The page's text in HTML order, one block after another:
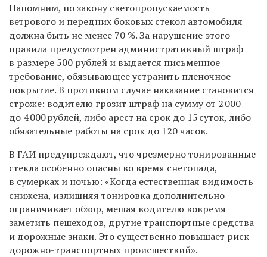
Напомним, по закону светопропускаемость
ветрового и передних боковых стекол автомобиля
должна быть не менее 70 %. За нарушение этого
правила предусмотрен административный штраф
в размере 500 рублей и выдается письменное
требование, обязывающее устранить пленочное
покрытие. В противном случае наказание становится
строже: водителю грозит штраф на сумму от 2 000
до 4 000 рублей, либо арест на срок до 15 суток, либо
обязательные работы на срок до 120 часов.
В ГАИ предупреждают, что чрезмерно тонированные
стекла особенно опасны во время снегопада,
в сумерках и ночью: «Когда естественная видимость
снижена, излишняя тонировка дополнительно
ограничивает обзор, мешая водителю вовремя
заметить пешеходов, другие транспортные средства
и дорожные знаки. Это существенно повышает риск
дорожно-транспортных происшествий».